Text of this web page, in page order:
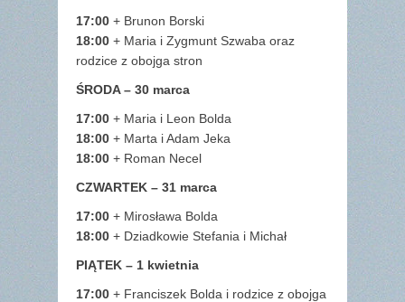
17:00 + Brunon Borski
18:00 + Maria i Zygmunt Szwaba oraz
rodzice z obojga stron
ŚRODA – 30 marca
17:00 + Maria i Leon Bolda
18:00 + Marta i Adam Jeka
18:00 + Roman Necel
CZWARTEK – 31 marca
17:00 + Mirosława Bolda
18:00 + Dziadkowie Stefania i Michał
PIĄTEK – 1 kwietnia
17:00 + Franciszek Bolda i rodzice z obojga